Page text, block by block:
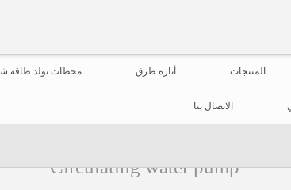
المنتجات أنارة طرق محطات تولد طاقة
الاتصال بنا
Circulating water pump